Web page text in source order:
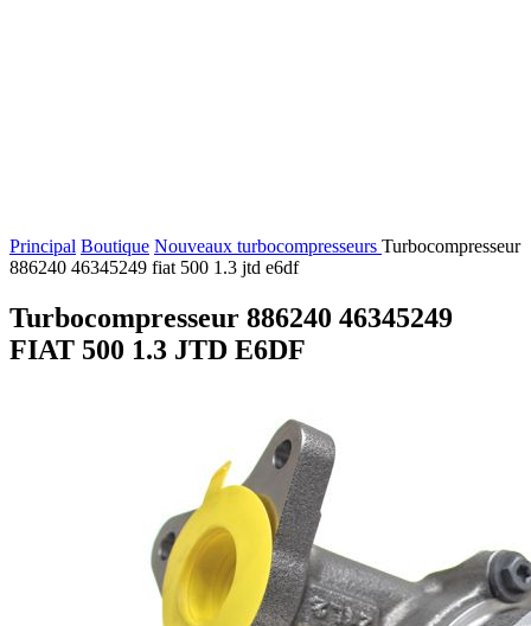
Principal Boutique Nouveaux turbocompresseurs Turbocompresseur
886240 46345249 fiat 500 1.3 jtd e6df
Turbocompresseur 886240 46345249
FIAT 500 1.3 JTD E6DF